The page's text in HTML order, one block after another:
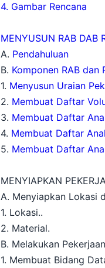
4. Gambar Rencana
MENYUSUN RAB DAB
A. Pendahuluan
B. Komponen RAB dan
1. Menyusun Uraian
2. Membuat Daftar
3. Membuat Daftar
4. Membuat Daftar
5. Membuat Daftar
MENYIAPKAN
A. Menyiapkan Lokasi
1. Lokasi..
2. Material.
B. Melakukan
1. Membuat Bidang